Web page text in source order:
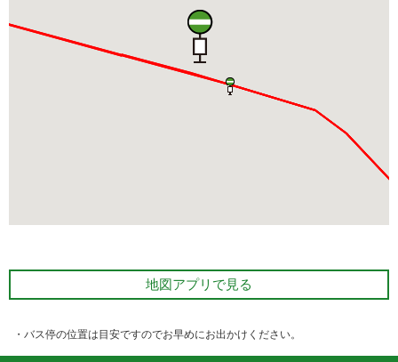
地図アプリで見る
・バス停の位置は目安ですのでお早めにお出かけください。